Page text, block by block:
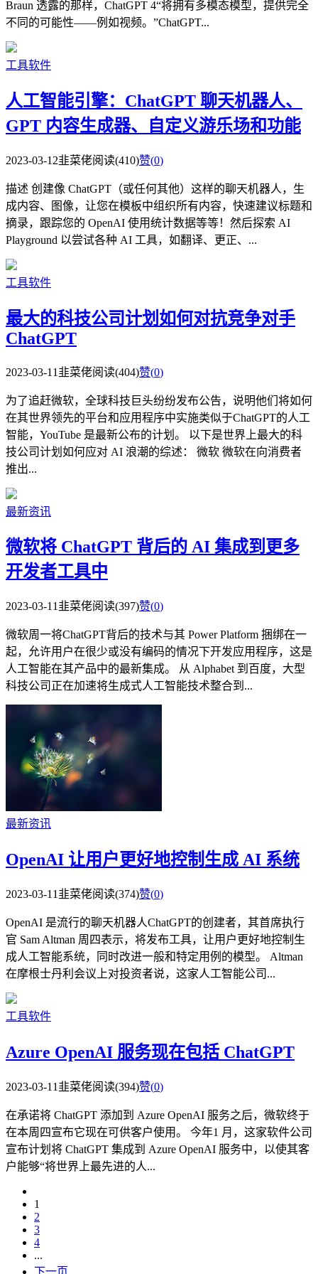
Braun 透露的那样，ChatGPT 4“将拥有多模态模型，提供完全
不同的可能性——例如视频。”ChatGPT...
工具软件
人工智能引擎：ChatGPT 聊天机器人、
GPT 内容生成器、自定义游乐场和功能
2023-03-12韭菜佬阅读(410)赞(0)
描述 创建像 ChatGPT（或任何其他）这样的聊天机器人，生
成内容、图像，让您在模板中组织所有内容，快速建议标题和
摘录，跟踪您的 OpenAI 使用统计数据等等！然后探索 AI
Playground 以尝试各种 AI 工具，如翻译、更正、...
工具软件
最大的科技公司计划如何对抗竞争对手
ChatGPT
2023-03-11 韭菜佬阅读(404)赞(0)
为了追赶微软，全球科技巨头纷纷发布公告，说明他们将如何
在其世界领先的平台和应用程序中实施类似于ChatGPT的人工
智能，YouTube 是最新公布的计划。 以下是世界上最大的科
技公司计划如何应对 AI 浪潮的综述： 微软 微软在向消费者
推出...
最新资讯
微软将 ChatGPT 背后的 AI 集成到更多
开发者工具中
2023-03-11 韭菜佬阅读(397)赞(0)
微软周一将ChatGPT背后的技术与其 Power Platform 捆绑在一
起，允许用户在很少或没有编码的情况下开发应用程序，这是
人工智能在其产品中的最新集成。 从 Alphabet 到百度，大型
科技公司正在加速将生成式人工智能技术整合到...
最新资讯
OpenAI 让用户更好地控制生成 AI 系统
2023-03-11 韭菜佬阅读(374)赞(0)
OpenAI 是流行的聊天机器人ChatGPT的创建者，其首席执行
官 Sam Altman 周四表示，将发布工具，让用户更好地控制生
成人工智能系统，同时改进一般和特定用例的模型。 Altman
在摩根士丹利会议上对投资者说，这家人工智能公司...
工具软件
Azure OpenAI 服务现在包括 ChatGPT
2023-03-11 韭菜佬阅读(394)赞(0)
在承诺将 ChatGPT 添加到 Azure OpenAI 服务之后，微软终于
在本周四宣布它现在可供客户使用。 今年1 月，这家软件公司
宣布计划将 ChatGPT 集成到 Azure OpenAI 服务中，以使其客
户能够“将世界上最先进的人...
1
2
3
4
...
下一页